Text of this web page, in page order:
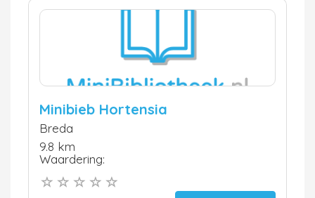
Minibieb Hortensia
Breda
9.8 km
Waardering: